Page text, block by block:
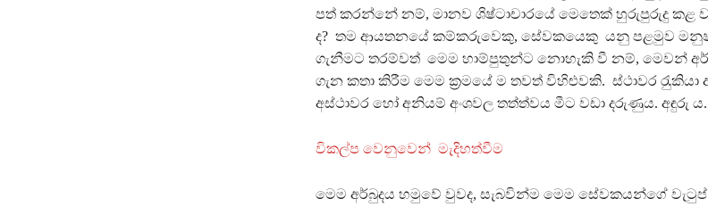
පත් කරන්නේ නම්, මානව ශිෂ්ටාචාරයේ මෙතෙක් හුරුපුරුදු කළ
ද? තම ආයතනයේ කම්කරුවෙකු, සේවකයෙකු යනු පළමුව
ගැනීමට තරම්වත් මෙම හාම්පුතුන්ට නොහැකි වී නම්, මෙවන්
ගැන කතා කිරීම මෙම ක‍්‍රමයේ ම තවත් විහිළුවකි. ස්ථාවර
අස්ථාවර හෝ අනියම් අංශවල තත්ත්වය මීට වඩා දරුණුය. අඳුරු ය.
විකල්ප වෙනුවෙන් මැදිහත්වීම
මෙම අර්බුදය හමුවේ වුවද, සැබවින්ම මෙම සේවකයන්ගේ